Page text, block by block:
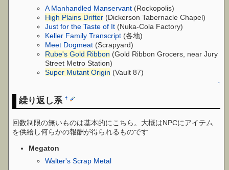
A Manhandled Manservant (Rockopolis)
High Plains Drifter (Dickerson Tabernacle Chapel)
Just for the Taste of It (Nuka-Cola Factory)
Keller Family Transcript (各地)
Meet Dogmeat (Scrapyard)
Rube's Gold Ribbon (Gold Ribbon Grocers, near Jury
Street Metro Station)
Super Mutant Origin (Vault 87)
↑
繰り返し系†
回数制限の無いものは基本的にこちら。大概はNPCにアイテム
を供給し何らかの報酬が得られるものです
Megaton
Walter's Scrap Metal